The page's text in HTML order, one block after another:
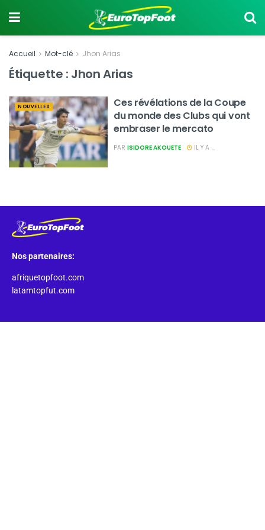
Accueil Mot-clé Jhon Arias
Étiquette : Jhon Arias
NOUVELLES
Ces révélations de la Coupe
du monde des Clubs qui vont
embraser le mercato
PAR ISIDORE AKOUETE IL Y A _
Nos partenaires:
afriquetopfoot.com
latamtopfut.com